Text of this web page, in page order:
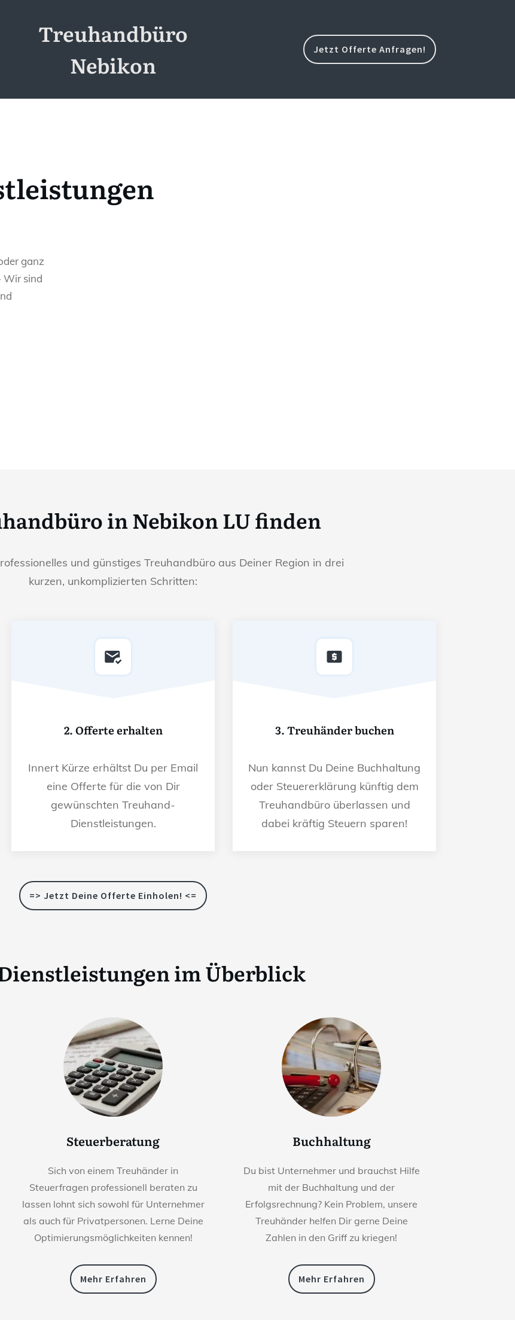
Treuhandbüro
Nebikon
Jetzt Offerte Anfragen!
ganz
Wir sind
in Nebikon LU finden
und günstiges Treuhandbüro aus Deiner Region in drei
kurzen, unkomplizierten Schritten:
2. Offerte erhalten
Innert Kürze erhältst Du per Email
eine Offerte für die von Dir
gewünschten Treuhand-
Dienstleistungen.
3. Treuhänder buchen
Nun kannst Du Deine Buchhaltung
oder Steuererklärung künftig dem
Treuhandbüro überlassen und
dabei kräftig Steuern sparen!
=> Jetzt Deine Offerte Einholen! <=
im Überblick
Steuerberatung
Sich von einem Treuhänder in
Steuerfragen professionell beraten zu
lassen lohnt sich sowohl für Unternehmer
als auch für Privatpersonen. Lerne Deine
Optimierungsmöglichkeiten kennen!
Mehr Erfahren
Buchhaltung
Du bist Unternehmer und brauchst Hilfe
mit der Buchhaltung und der
Erfolgsrechnung? Kein Problem, unsere
Treuhänder helfen Dir gerne Deine
Zahlen in den Griff zu kriegen!
Mehr Erfahren